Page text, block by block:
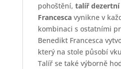
pohoštění, talíř dezertní
Francescavynikne v
kombinaci s ostatními
Benedikt Francesca
který na stole působí
Talíř se také výborně